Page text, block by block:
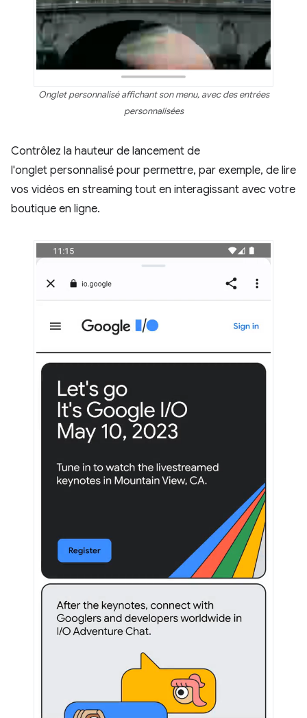
Onglet personnalisé affichant son menu, avec des entrées
personnalisées
Contrôlez la hauteur de lancement de
l'onglet personnalisé pour permettre, par exemple, de lire
vos vidéos en streaming tout en interagissant avec votre
boutique en ligne.